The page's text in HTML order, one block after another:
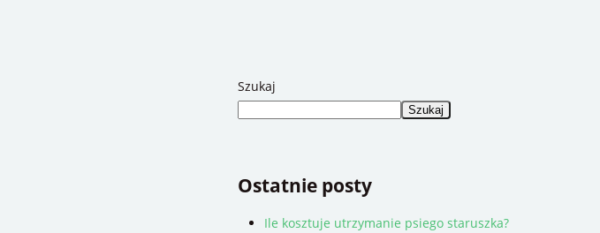
Szukaj
Szukaj
Ostatnie posty
Ile kosztuje utrzymanie psiego staruszka?